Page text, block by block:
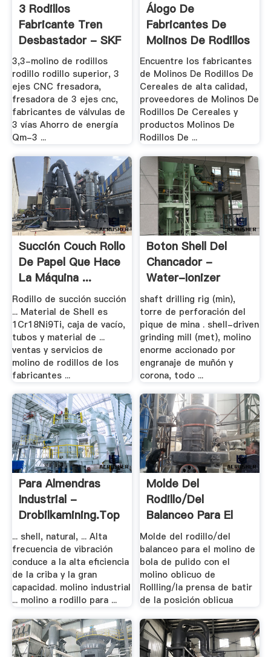
3 Rodillos
Fabricante Tren
Desbastador - SKF
.
3,3-molino de rodillos
rodillo rodillo superior, 3
ejes CNC fresadora,
fresadora de 3 ejes cnc,
fabricantes de válvulas de
3 vías Ahorro de energía
Qm-3 ...
Álogo De
Fabricantes De
Molinos De Rodillos
.
Encuentre los fabricantes
de Molinos De Rodillos De
Cereales de alta calidad,
proveedores de Molinos De
Rodillos De Cereales y
productos Molinos De
Rodillos De ...
Succión Couch Rollo
De Papel Que Hace
La Máquina ...
Rodillo de succión succión
... Material de Shell es
1Cr18Ni9Ti, caja de vacío,
tubos y material de ...
ventas y servicios de
molino de rodillos de los
fabricantes ...
Boton Shell Del
Chancador -
Water-Ionizer
shaft drilling rig (min),
torre de perforación del
pique de mina . shell-driven
grinding mill (met), molino
enorme accionado por
engranaje de muñón y
corona, todo ...
Para Almendras
Industrial -
Drobilkamining.top
... shell, natural, ... Alta
frecuencia de vibración
conduce a la alta eficiencia
de la criba y la gran
capacidad. molino industrial
... molino a rodillo para ...
Molde Del
Rodillo/del
Balanceo Para El
Molino De .
Molde del rodillo/del
balanceo para el molino de
bola de pulido con el
molino oblicuo de
Rollling/la prensa de batir
de la posición oblicua